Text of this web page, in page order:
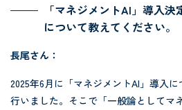
「マネジメントAI」導入
について教えてください。
長尾さん：
2025年6月に「マネジメントAI」導入
行いました。そこで「一般論としてマ